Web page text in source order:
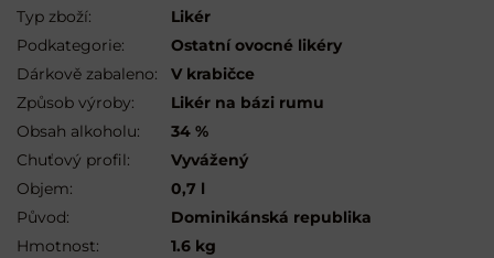
Typ zboží:
Likér
Podkategorie:
Ostatní ovocné likéry
Dárkově zabaleno:
V krabičce
Způsob výroby:
Likér na bázi rumu
Obsah alkoholu:
34 %
Chuťový profil:
Vyvážený
Objem:
0,7 l
Původ:
Dominikánská republika
Hmotnost:
1.6 kg